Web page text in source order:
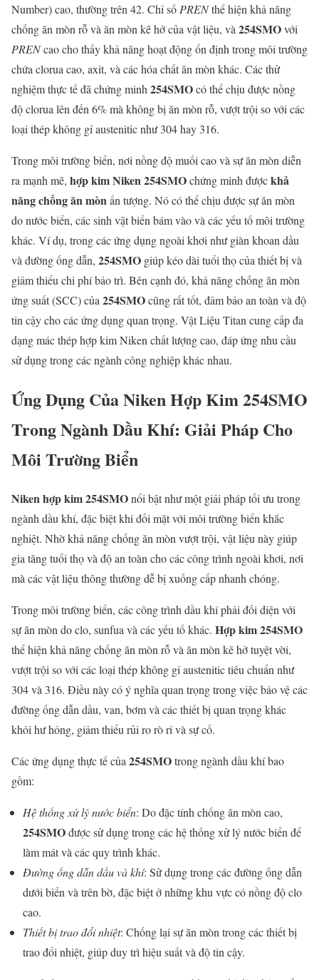
Number) cao, thường trên 42. Chỉ số PRENthể hiện khả năng
chống ăn mòn rỗ và ăn mòn kẽ hở của vật liệu, và 254SMOvới
PRENcao cho thấy khả năng hoạt động ổn định trong môi trường
chứa clorua cao, axit, và các hóa chất ăn mòn khác. Các thử
nghiệm thực tế đã chứng minh 254SMOcó thể chịu được nồng
độ clorua lên đến 6% mà không bị ăn mòn rỗ, vượt trội so với các
loại thép không gỉ austenitic như 304 hay 316.
Trong môi trường biển, nơi nồng độ muối cao và sự ăn mòn diễn
ra mạnh mẽ, hợp kim Niken 254SMOchứng minh đượckhả
năng chống ăn mònấn tượng. Nó có thể chịu được sự ăn mòn
do nước biển, các sinh vật biển bám vào và các yếu tố môi trường
khác. Ví dụ, trong các ứng dụng ngoài khơi như giàn khoan dầu
và đường ống dẫn, 254SMO giúp kéo dài tuổi thọ của thiết bị và
giảm thiểu chi phí bảo trì. Bên cạnh đó, khả năng chống ăn mòn
ứng suất (SCC) của 254SMOcũng rất tốt, đảm bảo an toàn và độ
tin cậy cho các ứng dụng quan trọng. Vật Liệu Titan cung cấp đa
dạng mác thép hợp kim Niken chất lượng cao, đáp ứng nhu cầu
sử dụng trong các ngành công nghiệp khác nhau.
Ứng Dụng Của Niken Hợp Kim 254SMO
Trong Ngành Dầu Khí: Giải Pháp Cho
Môi Trường Biển
Niken hợp kim 254SMOnổi bật như một giải pháp tối ưu trong
ngành dầu khí, đặc biệt khi đối mặt với môi trường biển khắc
nghiệt. Nhờ khả năng chống ăn mòn vượt trội, vật liệu này giúp
gia tăng tuổi thọ và độ an toàn cho các công trình ngoài khơi, nơi
mà các vật liệu thông thường dễ bị xuống cấp nhanh chóng.
Trong môi trường biển, các công trình dầu khí phải đối diện với
sự ăn mòn do clo, sunfua và các yếu tố khác. Hợp kim 254SMO
thể hiện khả năng chống ăn mòn rỗ và ăn mòn kẽ hở tuyệt vời,
vượt trội so với các loại thép không gỉ austenitic tiêu chuẩn như
304 và 316. Điều này có ý nghĩa quan trọng trong việc bảo vệ các
đường ống dẫn dầu, van, bơm và các thiết bị quan trọng khác
khỏi hư hỏng, giảm thiểu rủi ro rò rỉ và sự cố.
Các ứng dụng thực tế của 254SMOtrong ngành dầu khí bao
gồm:
Hệ thống xử lý nước biển: Do đặc tính chống ăn mòn cao,
254SMOđược sử dụng trong các hệ thống xử lý nước biển để
làm mát và các quy trình khác.
Đường ống dẫn dầu và khí: Sử dụng trong các đường ống dẫn
dưới biển và trên bờ, đặc biệt ở những khu vực có nồng độ clo
cao.
Thiết bị trao đổi nhiệt: Chống lại sự ăn mòn trong các thiết bị
trao đổi nhiệt, giúp duy trì hiệu suất và độ tin cậy.